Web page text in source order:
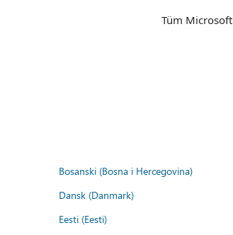
Tüm Microsoft
Bosanski (Bosna i Hercegovina)
Dansk (Danmark)
Eesti (Eesti)